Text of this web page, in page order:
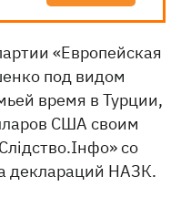
«Европейская
под видом
время в Турции,
США своим
со
деклараций НАЗК.